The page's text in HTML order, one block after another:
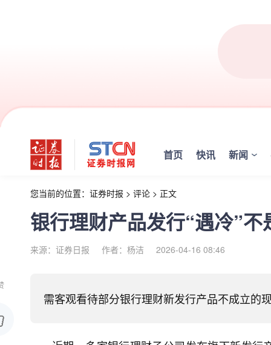
首页 快讯 新闻
您当前的位置： 证券时报 > 评论 > 正文
银行理财产品发行“遇冷”不
来源：证券日报 作者：杨洁 2026-04-16 08:46
需客观看待部分银行理财新发行产品不成立的